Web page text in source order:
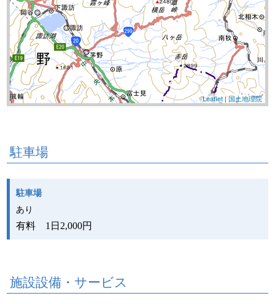
Leaflet|国土地理院
駐車場
駐車場
あり
有料 1日2,000円
施設設備・サービス